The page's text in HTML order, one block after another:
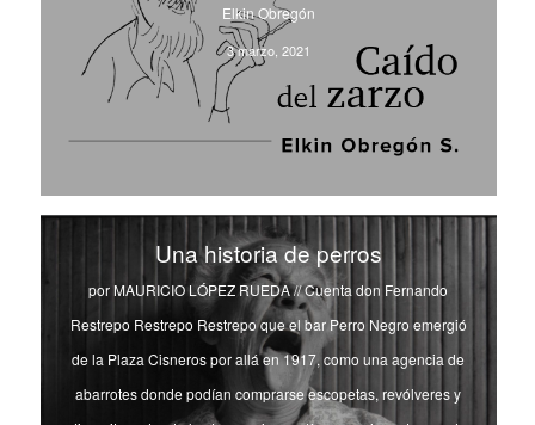
Elkin Obregón
3 marzo, 2021
Una historia de perros
por MAURICIO LÓPEZ RUEDA // Cuenta don Fernando
Restrepo Restrepo Restrepo que el bar Perro Negro emergió
de la Plaza Cisneros por allá en 1917, como una agencia de
abarrotes donde podían comprarse escopetas, revólveres y